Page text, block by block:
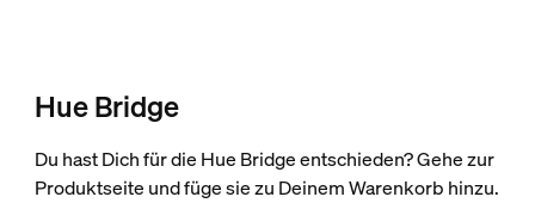
Hue Bridge
Du hast Dich für die Hue Bridge entschieden? Gehe zur
Produktseite und füge sie zu Deinem Warenkorb hinzu.